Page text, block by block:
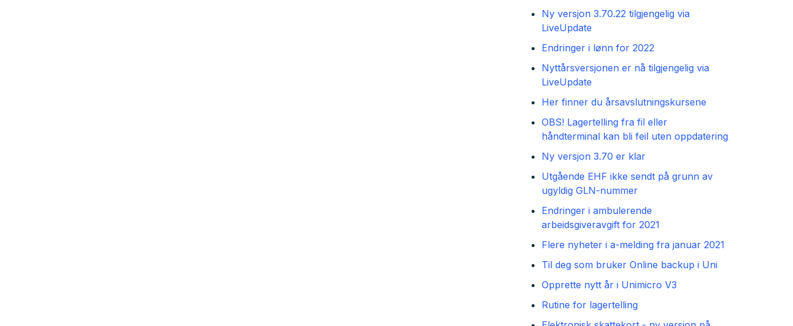
Ny versjon 3.70.22 tilgjengelig via
LiveUpdate
Endringer i lønn for 2022
Nyttårsversjonen er nå tilgjengelig via
LiveUpdate
Her finner du årsavslutningskursene
OBS! Lagertelling fra fil eller
håndterminal kan bli feil uten oppdatering
Ny versjon 3.70 er klar
Utgående EHF ikke sendt på grunn av
ugyldig GLN-nummer
Endringer i ambulerende
arbeidsgiveravgift for 2021
Flere nyheter i a-melding fra januar 2021
Til deg som bruker Online backup i Uni
Opprette nytt år i Unimicro V3
Rutine for lagertelling